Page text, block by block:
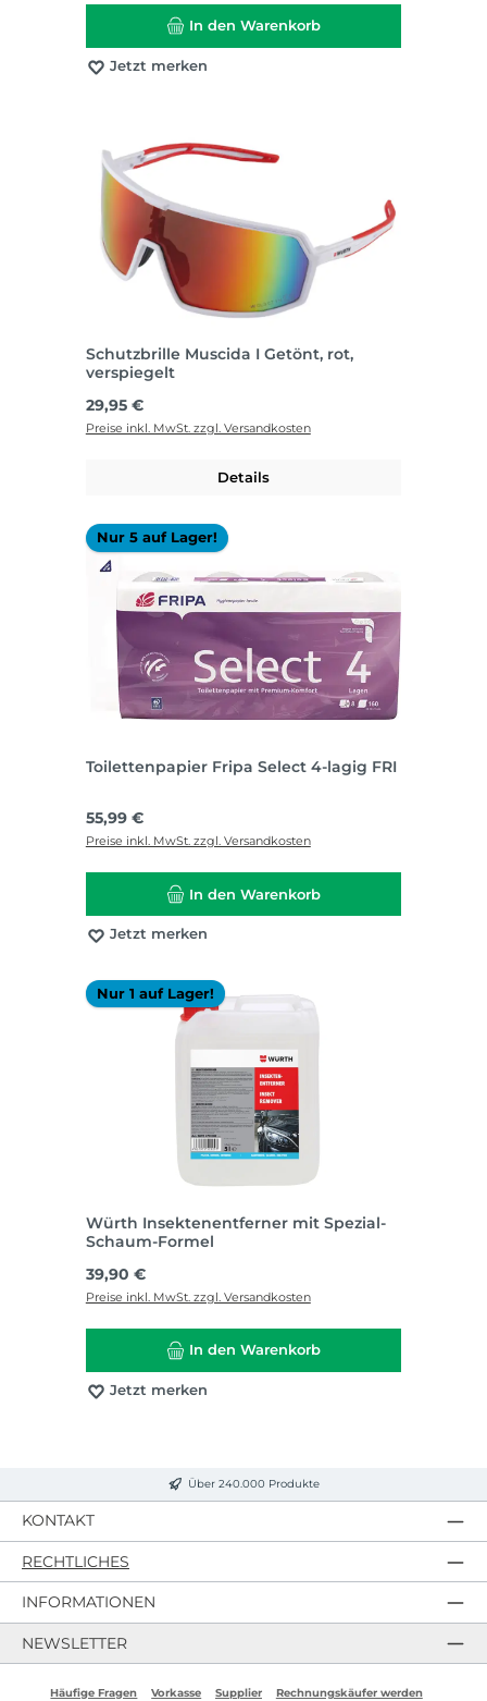
In den Warenkorb
Jetzt merken
Schutzbrille Muscida I Getönt, rot,
verspiegelt
Regulärer Preis:
29,95 €
Preise inkl. MwSt. zzgl. Versandkosten
Details
Nur 5 auf Lager!
Toilettenpapier Fripa Select 4-lagig FRI
Regulärer Preis:
55,99 €
Preise inkl. MwSt. zzgl. Versandkosten
In den Warenkorb
Jetzt merken
Nur 1 auf Lager!
Würth Insektenentferner mit Spezial-
Schaum-Formel
Regulärer Preis:
39,90 €
Preise inkl. MwSt. zzgl. Versandkosten
In den Warenkorb
Jetzt merken
Über 240.000 Produkte
KONTAKT
RECHTLICHES
INFORMATIONEN
NEWSLETTER
Häufige Fragen Vorkasse Supplier Rechnungskäufer werden